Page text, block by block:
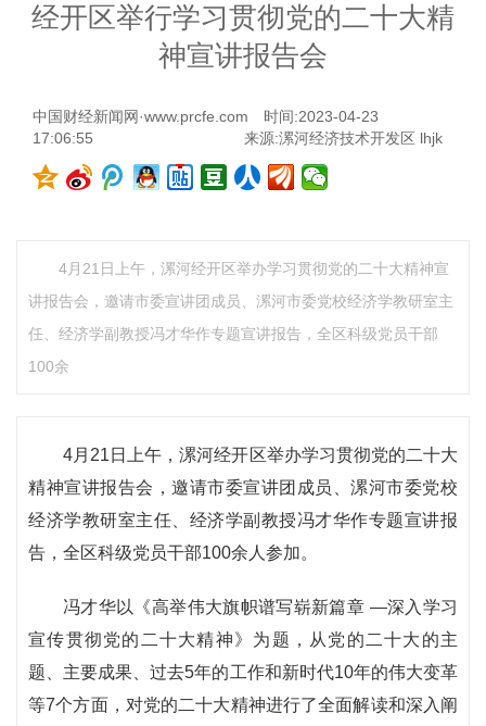
经开区举行学习贯彻党的二十大精
神宣讲报告会
中国财经新闻网·www.prcfe.com
时间:2023-04-23
17:06:55
来源:漯河经济技术开发区 lhjk
4月21日上午，漯河经开区举办学习贯彻党的二十大精神宣
讲报告会，邀请市委宣讲团成员、漯河市委党校经济学教研室主
任、经济学副教授冯才华作专题宣讲报告，全区科级党员干部
100余
4月21日上午，漯河经开区举办学习贯彻党的二十大
精神宣讲报告会，邀请市委宣讲团成员、漯河市委党校
经济学教研室主任、经济学副教授冯才华作专题宣讲报
告，全区科级党员干部100余人参加。
冯才华以《高举伟大旗帜谱写崭新篇章 —深入学习
宣传贯彻党的二十大精神》为题，从党的二十大的主
题、主要成果、过去5年的工作和新时代10年的伟大变革
等7个方面，对党的二十大精神进行了全面解读和深入阐